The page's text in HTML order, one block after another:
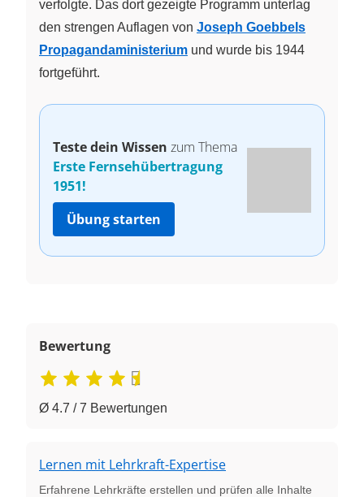
verfolgte. Das dort gezeigte Programm unterlag
den strengen Auflagen von Joseph Goebbels
Propagandaministerium und wurde bis 1944
fortgeführt.
Teste dein Wissen zum Thema
Erste Fernsehübertragung
1951!
Übung starten
Bewertung
Ø 4.7 / 7 Bewertungen
Lernen mit Lehrkraft-Expertise
Erfahrene Lehrkräfte erstellen und prüfen alle Inhalte